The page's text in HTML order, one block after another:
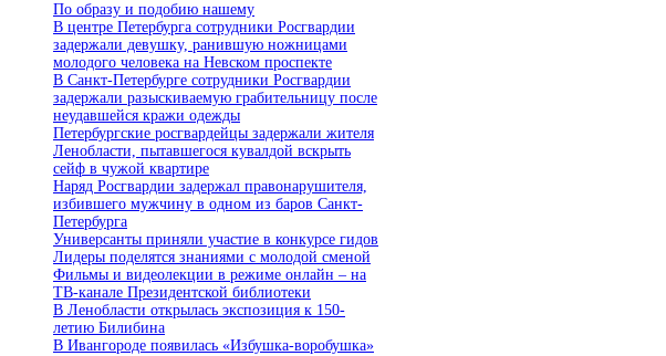
По образу и подобию нашему
В центре Петербурга сотрудники Росгвардии
задержали девушку, ранившую ножницами
молодого человека на Невском проспекте
В Санкт-Петербурге сотрудники Росгвардии
задержали разыскиваемую грабительницу после
неудавшейся кражи одежды
Петербургские росгвардейцы задержали жителя
Ленобласти, пытавшегося кувалдой вскрыть
сейф в чужой квартире
Наряд Росгвардии задержал правонарушителя,
избившего мужчину в одном из баров Санкт-
Петербурга
Универсанты приняли участие в конкурсе гидов
Лидеры поделятся знаниями с молодой сменой
Фильмы и видеолекции в режиме онлайн – на
ТВ-канале Президентской библиотеки
В Ленобласти открылась экспозиция к 150-
летию Билибина
В Ивангороде появилась «Избушка-воробушка»